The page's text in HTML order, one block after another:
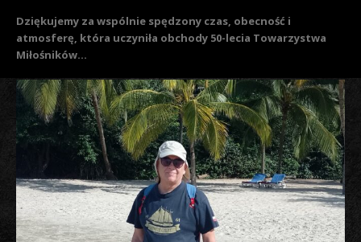
Dziękujemy za wspólnie spędzony czas, obecność i
atmosferę, która uczyniła obchody 50-lecia Towarzystwa
Miłośników...